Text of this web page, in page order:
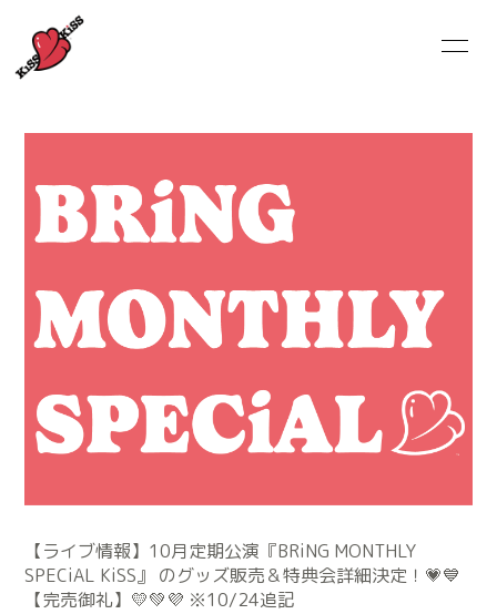
MUSiC ViDEO
DiSCOGRAPHY
【ライブ情報】10月定期公演『BRiNG MONTHLY
SPECiAL KiSS』 のグッズ販売＆特典会詳細決定！💗💙
【完売御礼】💛💚💜 ※10/24追記